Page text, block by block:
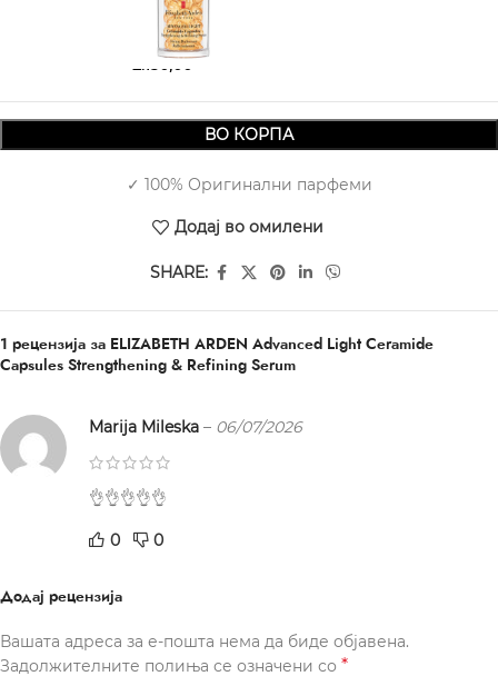
2.130,00
ВО КОРПА
✓ 100% Оригинални парфеми
Додај во омилени
SHARE:
1 рецензија за ELIZABETH ARDEN Advanced Light Ceramide
Capsules Strengthening & Refining Serum
Marija Mileska – 06/07/2026
👌👌👌👌👌
0 0
Додај рецензија
Вашата адреса за е-пошта нема да биде објавена.
Задолжителните полиња се означени со *